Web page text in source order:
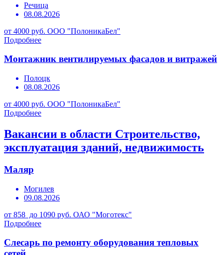
Речица
08.08.2026
от 4000 руб. ООО "ПолоникаБел"
Подробнее
Монтажник вентилируемых фасадов и витражей
Полоцк
08.08.2026
от 4000 руб. ООО "ПолоникаБел"
Подробнее
Вакансии в области Строительство,
эксплуатация зданий, недвижимость
Маляр
Могилев
09.08.2026
от 858 до 1090 руб. ОАО "Моготекс"
Подробнее
Слесарь по ремонту оборудования тепловых